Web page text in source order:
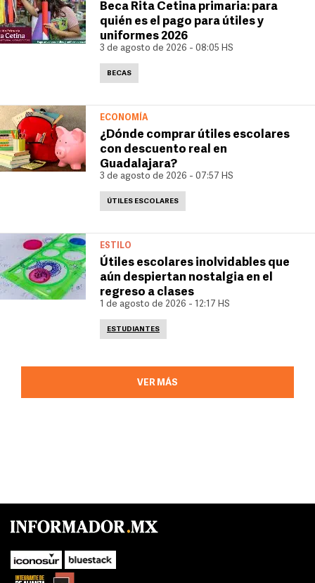
Beca Rita Cetina primaria: para
quién es el pago para útiles y
uniformes 2026
3 de agosto de 2026 - 08:05 HS
BECAS
ECONOMÍA
¿Dónde comprar útiles escolares
con descuento real en
Guadalajara?
3 de agosto de 2026 - 07:57 HS
ÚTILES ESCOLARES
ESTILO
Útiles escolares inolvidables que
aún despiertan nostalgia en el
regreso a clases
1 de agosto de 2026 - 12:17 HS
ESTUDIANTES
VER MÁS